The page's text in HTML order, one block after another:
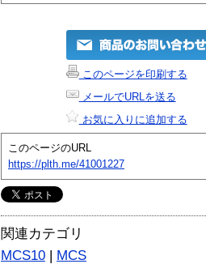
このページを印刷する
メールでURLを送る
お気に入りに追加する
このページのURL
https://plth.me/41001227
関連カテゴリ
MCS10 | MCS